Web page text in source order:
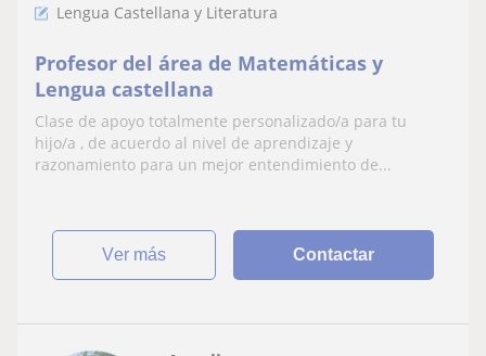
Lengua Castellana y Literatura
Profesor del área de Matemáticas y
Lengua castellana
Clase de apoyo totalmente personalizado/a para tu
hijo/a , de acuerdo al nivel de aprendizaje y
razonamiento para un mejor entendimiento de...
ver más Contactar